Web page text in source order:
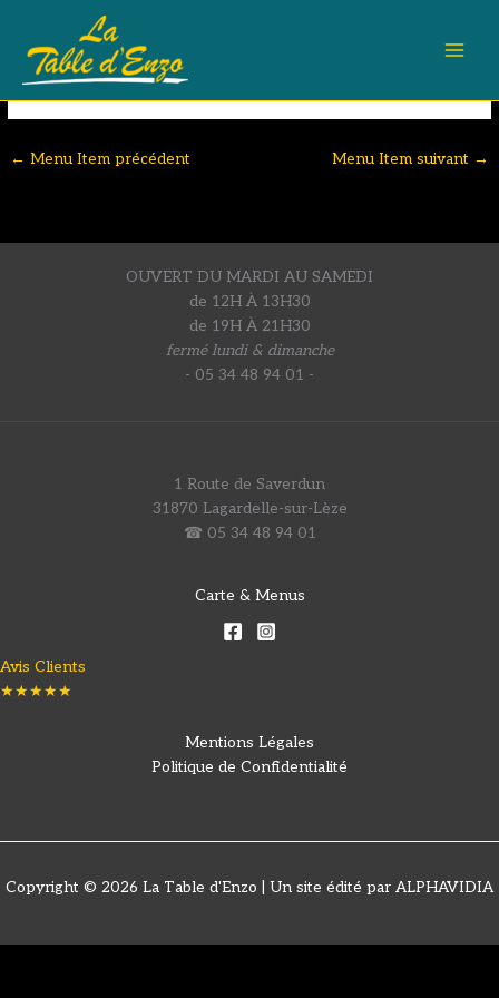
contenu
5.50€
← Menu Item précédent Menu Item suivant →
OUVERT DU MARDI AU SAMEDI
de 12H À 13H30
de 19H À 21H30
fermé lundi & dimanche
- 05 34 48 94 01 -
1 Route de Saverdun
31870 Lagardelle-sur-Lèze
☎ 05 34 48 94 01
Carte & Menus
Avis Clients
★★★★★
Mentions Légales
Politique de Confidentialité
Copyright © 2026 La Table d'Enzo | Un site édité par ALPHAVIDIA